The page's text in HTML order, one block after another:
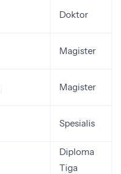
Doktor
Magister
Magister
Spesialis
Diploma
Tiga